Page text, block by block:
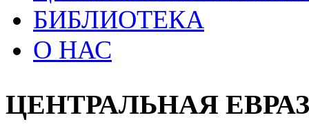
БИБЛИОТЕКА
О НАС
ЦЕНТРАЛЬНАЯ